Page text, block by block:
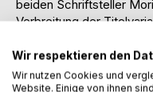
beiden Schriftsteller
Verbreitung der
genommen. Dabei
Annahmen vornehmlich
unvollständig und
Wenngleich auf eine
Wir respektieren den
Wir nutzen Cookies und
Website. Einige von ihnen